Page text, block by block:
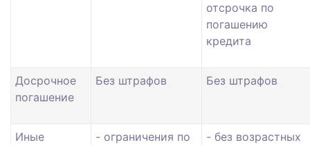
отсрочка по
погашению
кредита
Досрочное
погашение
Без штрафов Без штрафов
Иные
- ограничения по
- без возрастных